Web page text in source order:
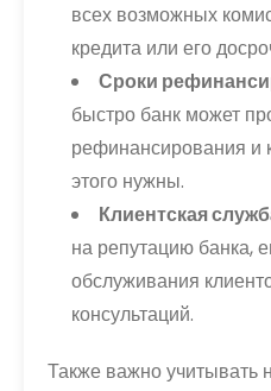
всех возможных
кредита или его
Сроки
быстро банк может
рефинансирования и
этого нужны.
Клиентская
на репутацию банка,
обслуживания
консультаций.
Также важно учитывать